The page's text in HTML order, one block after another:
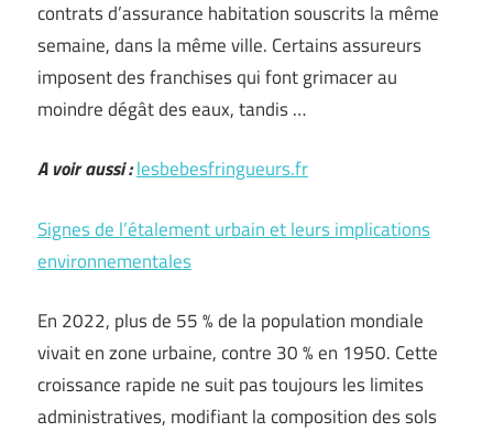
contrats d’assurance habitation souscrits la même
semaine, dans la même ville. Certains assureurs
imposent des franchises qui font grimacer au
moindre dégât des eaux, tandis …
A voir aussi :lesbebesfringueurs.fr
Signes de l’étalement urbain et leurs implications
environnementales
En 2022, plus de 55 % de la population mondiale
vivait en zone urbaine, contre 30 % en 1950. Cette
croissance rapide ne suit pas toujours les limites
administratives, modifiant la composition des sols